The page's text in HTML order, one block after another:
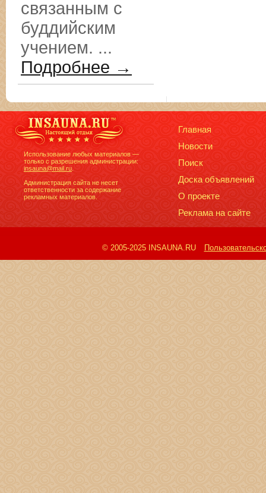
связанным с
буддийским
учением. ...
Подробнее →
Использование любых материалов —
только с разрешения администрации:
insauna@mail.ru
Администрация сайта не несет
ответственности за содержание
рекламных материалов.
Главная
Новости
Поиск
Доска объявлений
О проекте
Реклама на сайте
© 2005-2025 INSAUNA.RU